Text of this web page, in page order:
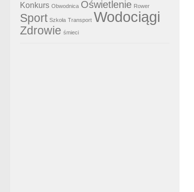
Konkurs Obwodnica Oświetlenie Rower
Sport Szkoła Transport Wodociągi
Zdrowie śmieci